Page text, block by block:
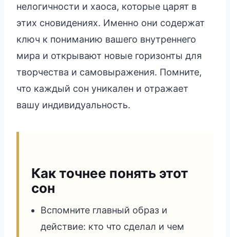
нелогичности и хаоса, которые царят в
этих сновидениях. Именно они содержат
ключ к пониманию вашего внутреннего
мира и открывают новые горизонты для
творчества и самовыражения. Помните,
что каждый сон уникален и отражает
вашу индивидуальность.
Как точнее понять этот
сон
Вспомните главный образ и
действие: кто что сделал и чем